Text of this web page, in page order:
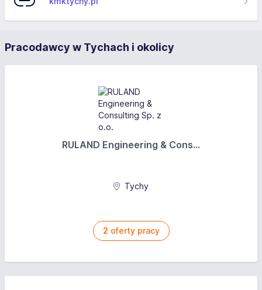
Pracodawcy w Tychach i okolicy
RULAND Engineering & Cons...
Tychy
2 oferty pracy